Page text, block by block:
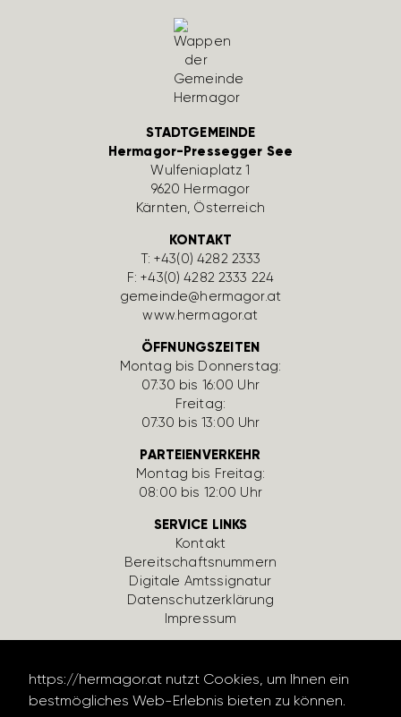
https://​hermagor.at nutzt Cookies, um Ihnen ein
best­mög­li­ches Web-Erlebnis bieten zu können.
STADTGEMEINDE
Hermagor-Pressegger See
Wulfe­nia­platz 1
9620 Hermagor
Kärnten, Öster­reich
KONTAKT
T:+43(0) 4282 2333
F: +43(0) 4282 2333 224
gemeinde@hermagor.at
www.hermagor.at
ÖFFNUNGSZEITEN
Montag bis Donnerstag:
07:30 bis 16:00 Uhr
Freitag:
07:30 bis 13:00 Uhr
PARTEIENVERKEHR
Montag bis Freitag:
08:00 bis 12:00 Uhr
SERVICE LINKS
Kontakt
Bereit­schafts­num­mern
Digi­tale Amts­si­gnatur
Daten­schutz­er­klä­rung
Impressum